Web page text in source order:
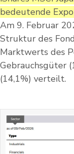
bedeutende
Am 9. Februar
Struktur des
Marktwerts des
Gebrauchsgüter
(14,1%) verteilt.